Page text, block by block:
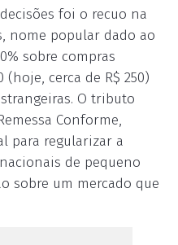
foi o recuo na
nome popular dado ao
sobre compras
cerca de R$ 250)
O tributo
Conforme,
para regularizar a
de pequeno
sobre um mercado que